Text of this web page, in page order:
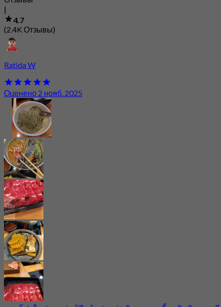
|
4.7
(2.4K Отзывы)
Ratida W
Оценено 2 нояб. 2025